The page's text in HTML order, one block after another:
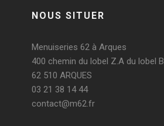
NOUS SITUER
Menuiseries 62 à Arques
400 chemin du lobel Z.A du lobel B
62 510 ARQUES
03 21 38 14 44
contact@m62.fr